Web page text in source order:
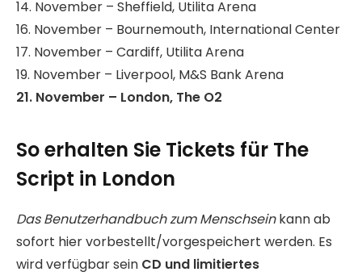
14. November – Sheffield, Utilita Arena
16. November – Bournemouth, International Center
17. November – Cardiff, Utilita Arena
19. November – Liverpool, M&S Bank Arena
21. November – London, The O2
So erhalten Sie Tickets für The
Script in London
Das Benutzerhandbuch zum Menschseinkann ab
sofort hier vorbestellt/vorgespeichert werden. Es
wird verfügbar sein CD und limitiertes